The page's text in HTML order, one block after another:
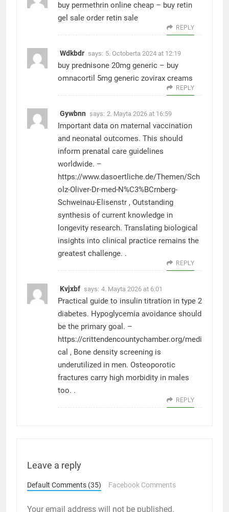
buy permethrin online cheap – buy retin
gel sale order retin sale
REPLY
Wdkbdr says: 5. Octoberta 2024 at 12:19
buy prednisone 20mg generic – buy
omnacortil 5mg generic zovirax creams
REPLY
Gywbnn says: 2. Mayta 2026 at 16:59
Important data on maternal vaccination
and neonatal outcomes. This should
inform prenatal care guidelines
worldwide. –
https://www.dasoertliche.de/Themen/Sch
olz-Oliver-Dr-med-N%C3%BCrnberg-
Schweinau-Elisenstr , Outstanding
synthesis of current knowledge in
longevity research. Translating biological
insights into clinical practice remains the
greatest challenge. .
REPLY
Kvjxbf says: 4. Mayta 2026 at 6:01
Practical guide to insulin titration in type 2
diabetes. Hypoglycemia avoidance should
be the primary goal. –
https://crittendencountychamber.org/medi
cal , Bone density screening is
underutilized in men. Osteoporotic
fractures carry high morbidity in males
too. .
REPLY
Leave a reply
Default Comments (35) Facebook Comments
Your email address will not be published.